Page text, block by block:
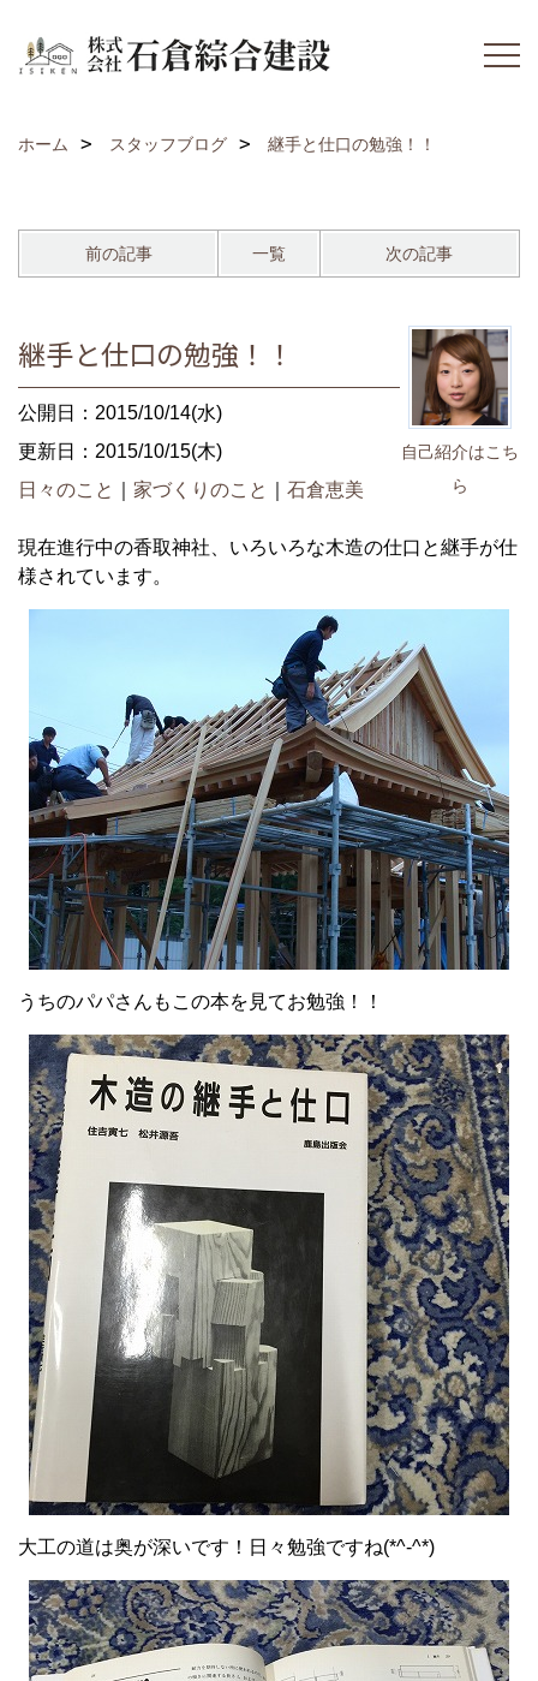
ホーム スタッフブログ 継手と仕口の勉強！！
前の記事 一覧 次の記事
自己紹介はこち
ら
継手と仕口の勉強！！
公開日：2015/10/14(水)
更新日：2015/10/15(木)
日々のこと
家づくりのこと 石倉恵美
現在進行中の香取神社、いろいろな木造の仕口と継手が仕
様されています。
うちのパパさんもこの本を見てお勉強！！
大工の道は奥が深いです！日々勉強ですね(*^-^*)